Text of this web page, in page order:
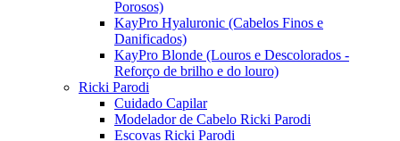
Porosos)
KayPro Hyaluronic (Cabelos Finos e
Danificados)
KayPro Blonde (Louros e Descolorados -
Reforço de brilho e do louro)
Ricki Parodi
Cuidado Capilar
Modelador de Cabelo Ricki Parodi
Escovas Ricki Parodi